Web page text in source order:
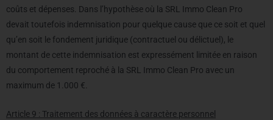
coûts et dépenses. Dans l’hypothèse où la SRL Immo Clean Pro
devait toutefois indemnisation pour quelque cause que ce soit et quel
qu’en soit le fondement juridique (contractuel ou délictuel), le
montant de cette indemnisation est expressément limitée en raison
du comportement reproché à la SRL Immo Clean Pro avec un
maximum de 1.000 €.
Article 9 : Traitement des données à caractère personnel